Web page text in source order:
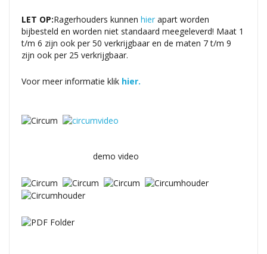
LET OP:Ragerhouders kunnen hier apart worden
bijbesteld en worden niet standaard meegeleverd! Maat 1
t/m 6 zijn ook per 50 verkrijgbaar en de maten 7 t/m 9
zijn ook per 25 verkrijgbaar.
Voor meer informatie klik hier.
demo video